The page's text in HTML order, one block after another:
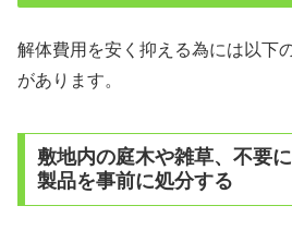
解体費用を安く抑える為には以下
があります。
敷地内の庭木や雑草、不要
製品を事前に処分する